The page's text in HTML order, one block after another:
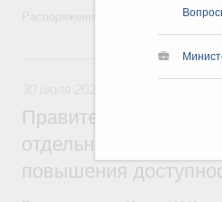
Распоряжение от 28 июля 2026
Правительство
отдельных видов
повышения